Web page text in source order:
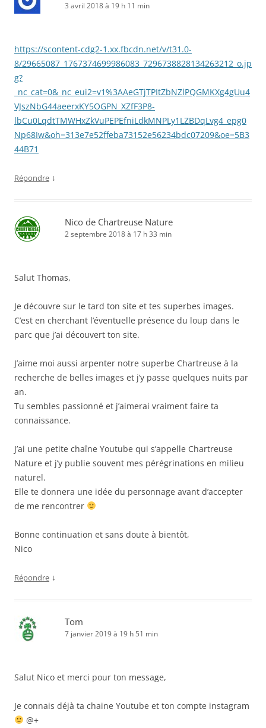
3 avril 2018 à 19 h 11 min
https://scontent-cdg2-1.xx.fbcdn.net/v/t31.0-
8/29665087_1767374699986083_7296738828134263212_o.jp
g?
_nc_cat=0&_nc_eui2=v1%3AAeGTjTPItZbNZlPQGMKXg4gUu4
VJszNbG44aeerxKY5OGPN_XZfF3P8-
lbCu0LqdtTMWHxZkVuPEPEfniLdkMNPLy1LZBDqLvg4_epg0
Np68Iw&oh=313e7e52ffeba73152e56234bdc07209&oe=5B3
44B71
Répondre ↓
Nico de Chartreuse Nature
2 septembre 2018 à 17 h 33 min
Salut Thomas,
Je découvre sur le tard ton site et tes superbes images.
C’est en cherchant l’éventuelle présence du loup dans le
parc que j’ai découvert ton site.
J’aime moi aussi arpenter notre superbe Chartreuse à la
recherche de belles images et j’y passe quelques nuits par
an.
Tu sembles passionné et j’aimerai vraiment faire ta
connaissance.
J’ai une petite chaîne Youtube qui s’appelle Chartreuse
Nature et j’y publie souvent mes pérégrinations en milieu
naturel.
Elle te donnera une idée du personnage avant d’accepter
de me rencontrer
Bonne continuation et sans doute à bientôt,
Nico
Répondre ↓
Tom
7 janvier 2019 à 19 h 51 min
Salut Nico et merci pour ton message,
Je connais déjà ta chaine Youtube et ton compte instagram
@+